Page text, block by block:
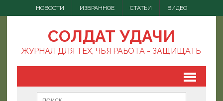
НОВОСТИ ИЗБРАННОЕ СТАТЬИ ВИДЕО
СОЛДАТ УДАЧИ
ЖУРНАЛ ДЛЯ ТЕХ, ЧЬЯ РАБОТА - ЗАЩИЩАТЬ